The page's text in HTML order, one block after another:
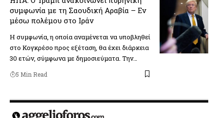
συμφωνία με τη Σαουδική Αραβία – Εν
μέσω πολέμου στο Ιράν
Η συμφωνία, η οποία αναμένεται να υποβληθεί
στο Κογκρέσο προς εξέταση, θα έχει διάρκεια
30 ετών, σύμφωνα με δημοσιεύματα. Την…
5 Min Read